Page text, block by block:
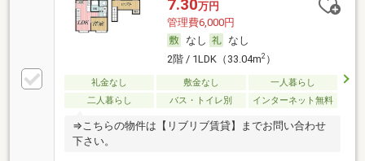
7.30万円
管理費6,000円
なし
なし
2階 / 1LDK（33.04m2）
礼金なし 敷金なし
一人暮らし
二人暮らし
バス・トイレ別 インターネット無料
⇒こちらの物件は【リブリブ賃貸】までお問い合わせ
下さい。